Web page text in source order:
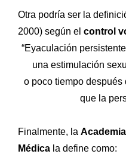
Otra podría ser la
2000) según el control
“Eyaculación
una estimulación
o poco tiempo después
que la
Finalmente, la
Médica la define como: